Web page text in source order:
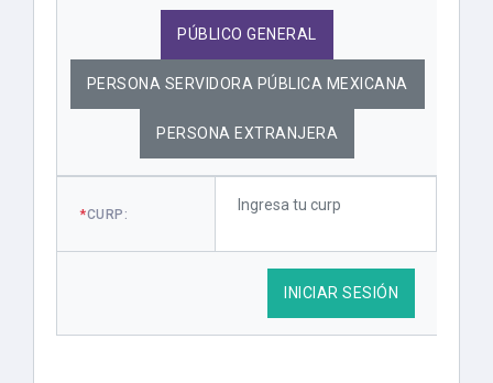
PÚBLICO GENERAL
PERSONA SERVIDORA PÚBLICA MEXICANA
PERSONA EXTRANJERA
*CURP:
INICIAR SESIÓN